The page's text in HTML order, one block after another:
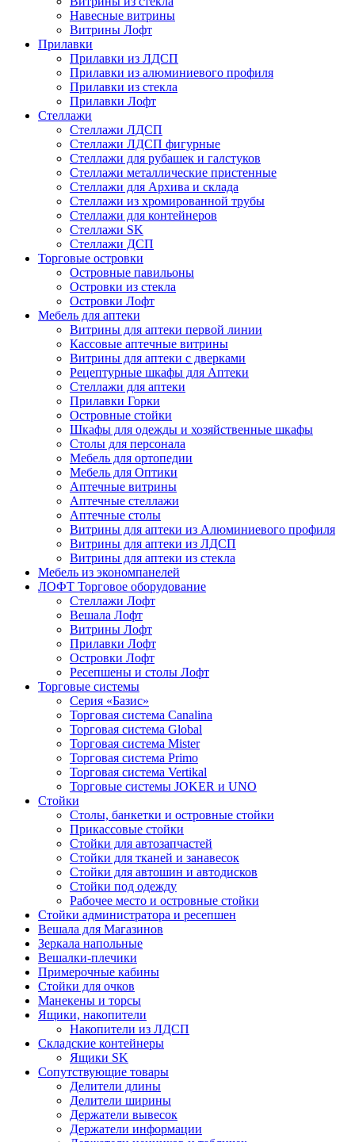
Навесные витрины
Витрины Лофт
Прилавки
Прилавки из ЛДСП
Прилавки из алюминиевого профиля
Прилавки из стекла
Прилавки Лофт
Стеллажи
Стеллажи ЛДСП
Стеллажи ЛДСП фигурные
Стеллажи для рубашек и галстуков
Стеллажи металлические пристенные
Стеллажи для Архива и склада
Стеллажи из хромированной трубы
Стеллажи для контейнеров
Стеллажи SK
Стеллажи ДСП
Торговые островки
Островные павильоны
Островки из стекла
Островки Лофт
Мебель для аптеки
Витрины для аптеки первой линии
Кассовые аптечные витрины
Витрины для аптеки с дверками
Рецептурные шкафы для Аптеки
Стеллажи для аптеки
Прилавки Горки
Островные стойки
Шкафы для одежды и хозяйственные шкафы
Столы для персонала
Мебель для ортопедии
Мебель для Оптики
Аптечные витрины
Аптечные стеллажи
Аптечные столы
Витрины для аптеки из Алюминиевого профиля
Витрины для аптеки из ЛДСП
Витрины для аптеки из стекла
Мебель из экономпанелей
ЛОФТ Торговое оборудование
Стеллажи Лофт
Вешала Лофт
Витрины Лофт
Прилавки Лофт
Островки Лофт
Ресепшены и столы Лофт
Торговые системы
Серия «Базис»
Торговая система Canalina
Торговая система Global
Торговая система Mister
Торговая система Primo
Торговая система Vertikal
Торговые системы JOKER и UNO
Стойки
Столы, банкетки и островные стойки
Прикассовые стойки
Стойки для автозапчастей
Стойки для тканей и занавесок
Стойки для автошин и автодисков
Стойки под одежду
Рабочее место и островные стойки
Стойки администратора и ресепшен
Вешала для Магазинов
Зеркала напольные
Вешалки-плечики
Примерочные кабины
Стойки для очков
Манекены и торсы
Ящики, накопители
Накопители из ЛДСП
Складские контейнеры
Ящики SK
Сопутствующие товары
Делители длины
Делители ширины
Держатели вывесок
Держатели информации